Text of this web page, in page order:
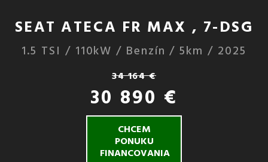
SEAT ATECA FR MAX , 7-DSG
1.5 TSI / 110kW / Benzín / 5km / 2025
34 164 €
30 890 €
CHCEM
PONUKU
FINANCOVANIA